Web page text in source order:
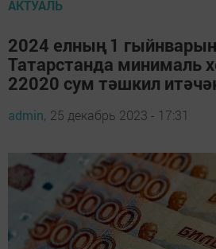
АКТУАЛЬ
2024 елның 1
Татарстанда минималь
22020 сум тәшкил
admin, 25 декабрь 2023 - 17:31